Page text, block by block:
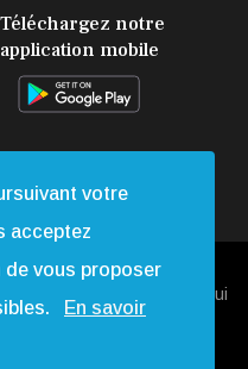
Téléchargez notre
application mobile
Tous Droits Réservés |
Qui
votre
acceptez
vous proposer
En savoir